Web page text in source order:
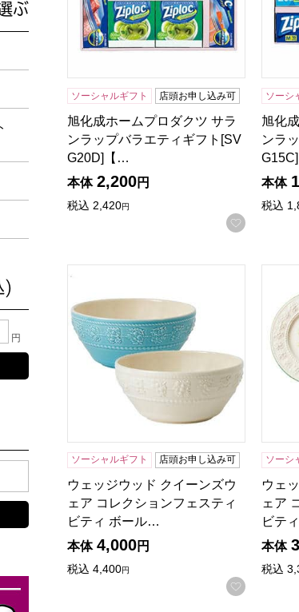
ソーシャルギフト 店頭お申し込み可
旭化成ホームプロダクツ サラ
ンラップバラエティギフト[SV
G20D]【…
本体 2,200円
税込 2,420円
お気に入
ソーシ
旭化
ンラ
本体
税込
ウェッジウッド クイーンズウェア コレ
ソーシャルギフト 店頭お申し込み可
ウェッジウッド クイーンズウ
ェア コレクションフェスティ
ビティ ボール…
本体 4,000円
税込 4,400円
お気に入
ソーシ
ウェ
ェア
ビテ
本体
税込
ぶ
ント付き・早得・期間限定商品から絞り込むこと
)
ちらか１つまたは両方に、検索したい金額を入力
円
ードを入力してください。